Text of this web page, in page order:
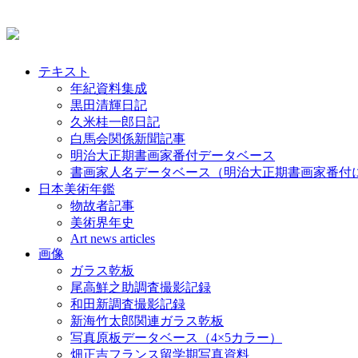
テキスト
年紀資料集成
黒田清輝日記
久米桂一郎日記
白馬会関係新聞記事
明治大正期書画家番付データベース
書画家人名データベース（明治大正期書画家番付
日本美術年鑑
物故者記事
美術界年史
Art news articles
画像
ガラス乾板
尾高鮮之助調査撮影記録
和田新調査撮影記録
新海竹太郎関連ガラス乾板
写真原板データベース（4×5カラー）
畑正吉フランス留学期写真資料